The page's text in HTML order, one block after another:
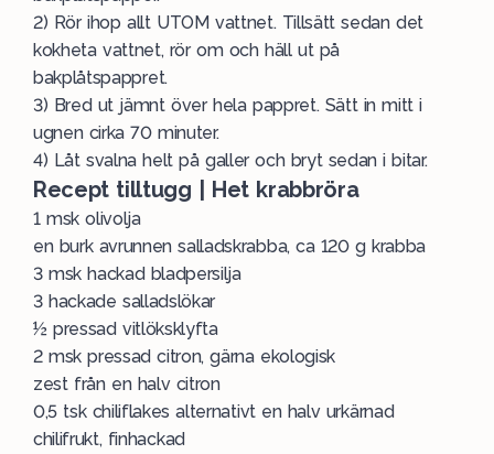
2) Rör ihop allt UTOM vattnet. Tillsätt sedan det
kokheta vattnet, rör om och häll ut på
bakplåtspappret.
3) Bred ut jämnt över hela pappret. Sätt in mitt i
ugnen cirka 70 minuter.
4) Låt svalna helt på galler och bryt sedan i bitar.
Recept tilltugg | Het krabbröra
1 msk olivolja
en burk avrunnen salladskrabba, ca 120 g krabba
3 msk hackad bladpersilja
3 hackade salladslökar
½ pressad vitlöksklyfta
2 msk pressad citron, gärna ekologisk
zest från en halv citron
0,5 tsk chiliflakes alternativt en halv urkärnad
chilifrukt, finhackad